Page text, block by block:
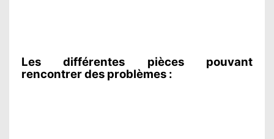
Les différentes pièces pouvant
rencontrer des problèmes :